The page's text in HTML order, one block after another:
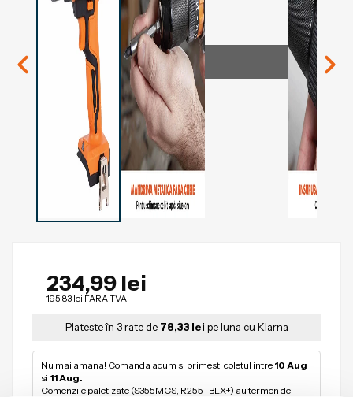
234,99 lei
195,83 lei FARA TVA
Plateste în 3 rate de 78,33 lei pe luna cu Klarna
Nu mai amana! Comanda acum si primesti coletul intre 10 Aug
si 11 Aug.
Comenzile paletizate (S355MCS, R255TBLX+) au termen de